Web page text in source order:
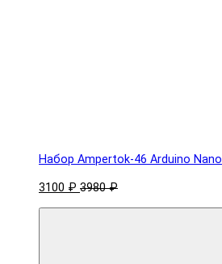
Набор Ampertok-46 Arduino Nano
3100 ₽ 3980 ₽